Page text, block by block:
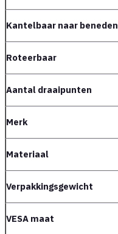
Kantelbaar naar beneden
Roteerbaar
Aantal draaipunten
Merk
Materiaal
Verpakkingsgewicht
VESA maat